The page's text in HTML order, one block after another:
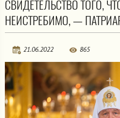
СВИДЕТЕЛЬСТВО ТОГО,
НЕИСТРЕБИМО, —
21.06.2022 865